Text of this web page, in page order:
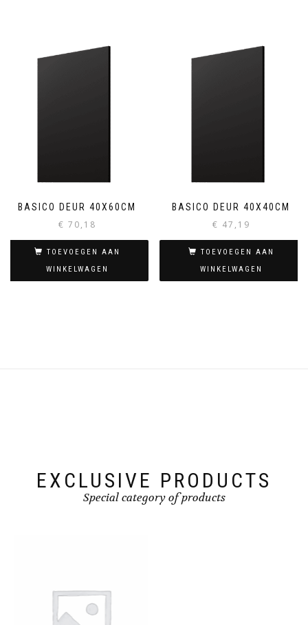
BASICO DEUR 40X60CM
€ 70,18
TOEVOEGEN AAN
WINKELWAGEN
BASICO DEUR 40X40CM
€ 47,19
TOEVOEGEN AAN
WINKELWAGEN
EXCLUSIVE PRODUCTS
Special category of products